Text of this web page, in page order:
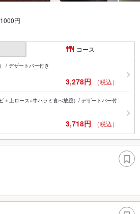
円
コース
/ デザートバー付き
3,278円 （税込）
＋上ロース+牛ハラミ食べ放題）/ デザートバー付
3,718円 （税込）